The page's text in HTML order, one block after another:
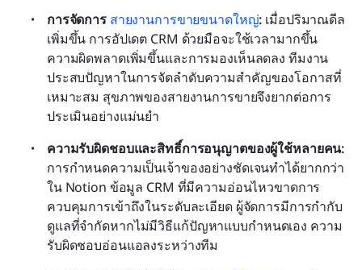
การจัดการ สายงานการขายขนาดใหญ่: เมื่อปริมาณดีล
เพิ่มขึ้น การอัปเดต CRM ด้วยมือจะใช้เวลามากขึ้น
ความผิดพลาดเพิ่มขึ้นและการมองเห็นลดลง ทีมงาน
ประสบปัญหาในการจัดลำดับความสำคัญของโอกาสที่
เหมาะสม สุขภาพของสายงานการขายจึงยากต่อการ
ประเมินอย่างแม่นยำ
ความรับผิดชอบและสิทธิ์การอนุญาตของผู้ใช้หลายคน:
การกำหนดความเป็นเจ้าของอย่างชัดเจนทำได้ยากกว่า
ใน Notion ข้อมูล CRM ที่มีความอ่อนไหวขาดการ
ควบคุมการเข้าถึงในระดับละเอียด ผู้จัดการมีการกำกับ
ดูแลที่จำกัดหากไม่มีวิธีแก้ปัญหาแบบกำหนดเอง ความ
รับผิดชอบอ่อนแอลงระหว่างทีม